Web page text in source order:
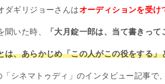
ダギリジョーさんはオーディションを受け
聞いた時、 「大月錠一郎は、当て書きって
は、あらかじめ「この人がこの役をする
「シネマトゥディ」のインタビュー記事で